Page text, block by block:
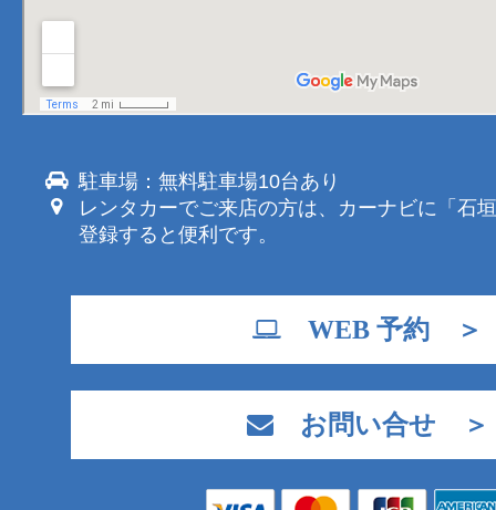
駐車場：無料駐車場10台あり
レンタカーでご来店の方は、カーナビに「石
登録すると便利です。
WEB 予約 ＞
お問い合せ ＞